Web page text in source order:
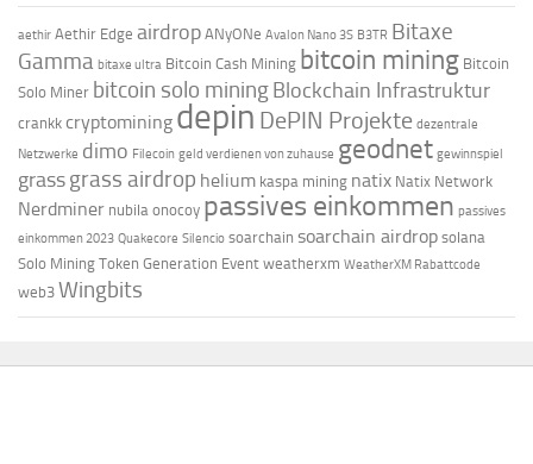
aethir Aethir Edge airdrop ANyONe Avalon Nano 3S B3TR Bitaxe
Gamma bitaxe ultra Bitcoin Cash Mining bitcoin mining Bitcoin
Solo Miner bitcoin solo mining Blockchain Infrastruktur
crankk cryptomining depin DePIN Projekte dezentrale
Netzwerke dimo Filecoin geld verdienen von zuhause geodnet gewinnspiel
grass grass airdrop helium kaspa mining natix Natix Network
Nerdminer nubila onocoy passives einkommen passives
einkommen 2023 Quakecore Silencio soarchain soarchain airdrop solana
Solo Mining Token Generation Event weatherxm WeatherXM Rabattcode
web3 Wingbits